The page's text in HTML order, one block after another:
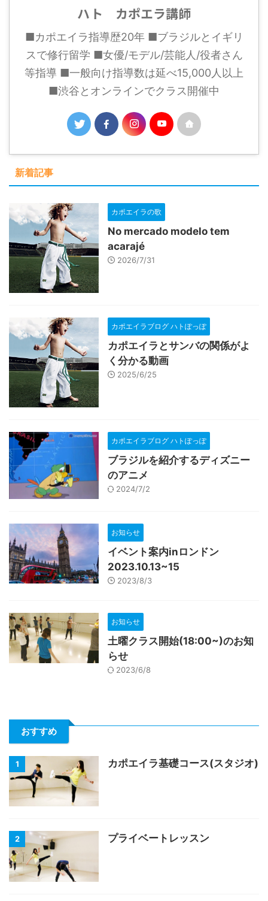
ハト カポエラ講師
■カポエイラ指導歴20年 ■ブラジルとイギリ
スで修行留学 ■女優/モデル/芸能人/役者さん
等指導 ■一般向け指導数は延べ15,000人以上
■渋谷とオンラインでクラス開催中
新着記事
カポエイラの歌
No mercado modelo tem
acarajé
2026/7/31
カポエイラブログ ハトぽっぽ
カポエイラとサンバの関係がよ
く分かる動画
2025/6/25
カポエイラブログ ハトぽっぽ
ブラジルを紹介するディズニー
のアニメ
2024/7/2
お知らせ
イベント案内inロンドン
2023.10.13~15
2023/8/3
お知らせ
土曜クラス開始(18:00~)のお知
らせ
2023/6/8
おすすめ
1 カポエイラ基礎コース(スタジオ)
2 プライベートレッスン